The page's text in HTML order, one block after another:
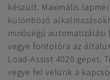
készült. Maximális
különböző
minőségű automatizálási
vegye fontolóra az
Load-Assist 4020 gépet.
vegye fel velünk a